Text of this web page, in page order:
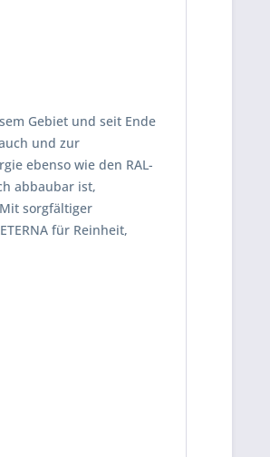
Gebiet und seit Ende
und zur
ebenso wie den RAL-
abbaubar ist,
sorgfältiger
für Reinheit,